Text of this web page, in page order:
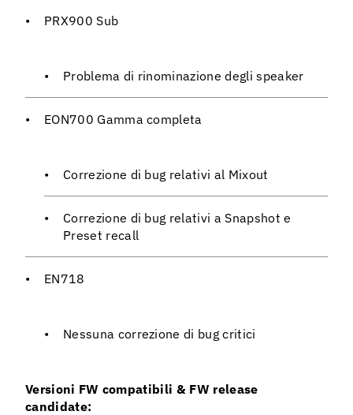
PRX900 Sub
Problema di rinominazione degli speaker
EON700 Gamma completa
Correzione di bug relativi al Mixout
Correzione di bug relativi a Snapshot e
Preset recall
EN718
Nessuna correzione di bug critici
Versioni FW compatibili & FW release
candidate: